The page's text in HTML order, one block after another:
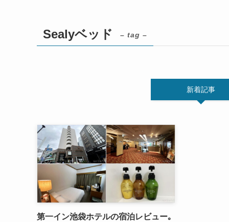
Sealyベッド – tag –
新着記事
第一イン池袋ホテルの宿泊レビュー｡